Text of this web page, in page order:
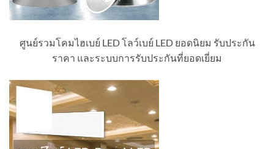
ศูนย์รวมโคมไฮเบย์ LED โลว์เบย์ LED ยอดนิยม รับประกัน
ราคา และระบบการรับประกันที่ยอดเยี่ยม